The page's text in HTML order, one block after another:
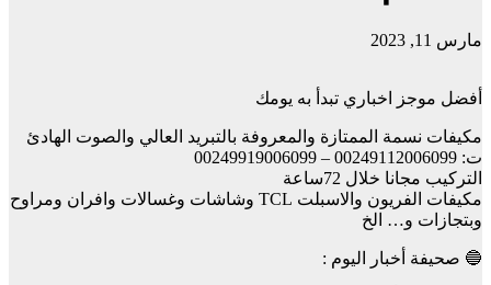
مارس 11, 2023
أفضل موجز اخباري تبدأ به يومك
مكيفات نسمة الممتازة والمعروفة بالتبريد العالي والصوت الهادئ
ت: 00249112006099 – 00249919006099
التركيب مجانا خلال 72ساعة
مكيفات الفريون والاسبلت TCL وشاشات وغسالات وافران ومراوح
وبتجازات و… الخ
🔵 صحيفة أخبار اليوم :